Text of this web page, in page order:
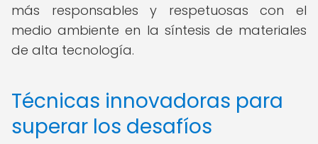
más responsables y respetuosas con el
medio ambiente en la síntesis de materiales
de alta tecnología.
Técnicas innovadoras para
superar los desafíos